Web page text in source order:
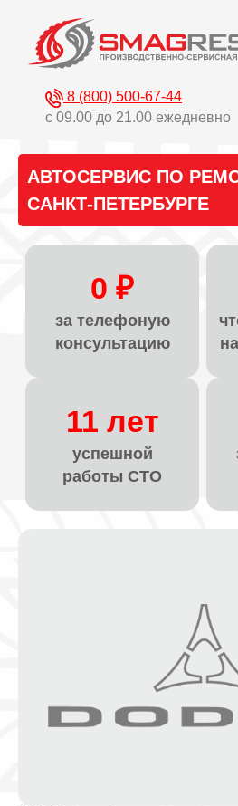
8 (800) 500-67-44
с 09.00 до 21.00 ежедневно
АВТОСЕРВИС ПО
САНКТ-ПЕТЕРБУРГЕ
0 ₽
за телефоную
консультацию
11 лет
успешной
работы СТО